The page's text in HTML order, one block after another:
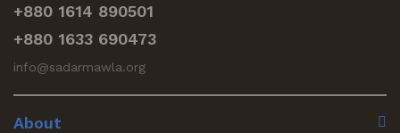
+880 1614 890501
+880 1633 690473
info@sadarmawla.org
About